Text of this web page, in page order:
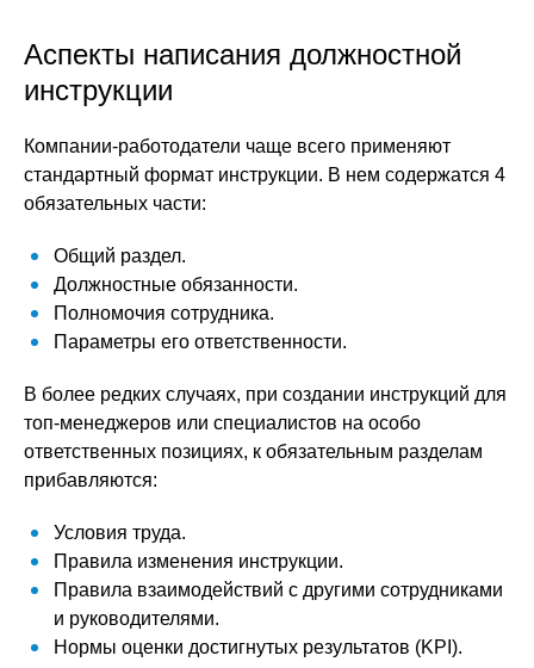
Аспекты написания должностной
инструкции
Компании-работодатели чаще всего применяют
стандартный формат инструкции. В нем содержатся 4
обязательных части:
Общий раздел.
Должностные обязанности.
Полномочия сотрудника.
Параметры его ответственности.
В более редких случаях, при создании инструкций для
топ-менеджеров или специалистов на особо
ответственных позициях, к обязательным разделам
прибавляются:
Условия труда.
Правила изменения инструкции.
Правила взаимодействий с другими сотрудниками
и руководителями.
Нормы оценки достигнутых результатов (KPI).